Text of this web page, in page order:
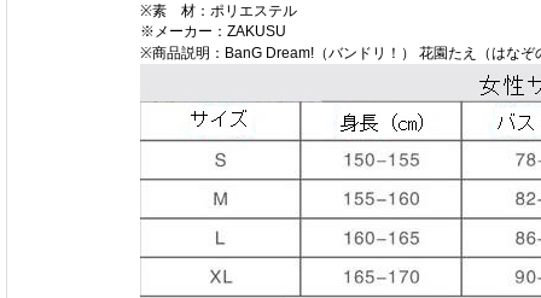
※素 材：ポリエステル
※メーカー：ZAKUSU
※商品説明：BanG Dream!（バンドリ！） 花園たえ（はな